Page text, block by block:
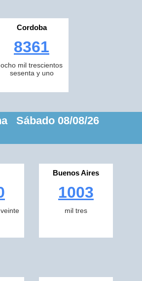
Cordoba
8361
ocho mil trescientos
sesenta y uno
Sábado 08/08/26
Buenos Aires
1003
mil tres